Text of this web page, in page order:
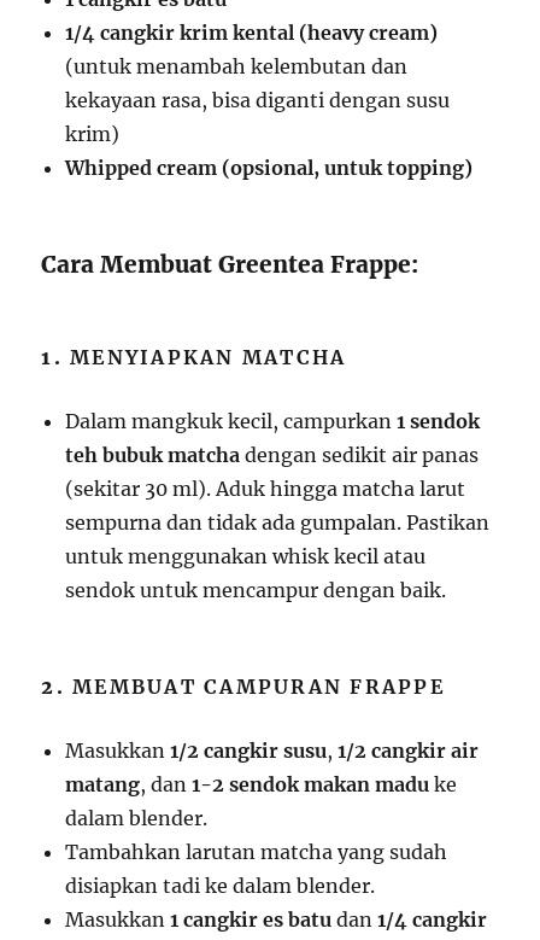
1/4 cangkir krim kental (heavy cream)
(untuk menambah kelembutan dan
kekayaan rasa, bisa diganti dengan susu
krim)
Whipped cream (opsional, untuk topping)
Cara Membuat Greentea Frappe:
1.MENYIAPKAN MATCHA
Dalam mangkuk kecil, campurkan1 sendok
teh bubuk matcha dengan sedikit air panas
(sekitar 30 ml). Aduk hingga matcha larut
sempurna dan tidak ada gumpalan. Pastikan
untuk menggunakan whisk kecil atau
sendok untuk mencampur dengan baik.
2.MEMBUAT CAMPURAN FRAPPE
Masukkan1/2 cangkir susu,1/2 cangkir air
matang, dan1-2 sendok makan madu ke
dalam blender.
Tambahkan larutan matcha yang sudah
disiapkan tadi ke dalam blender.
Masukkan1 cangkir es batu dan1/4 cangkir